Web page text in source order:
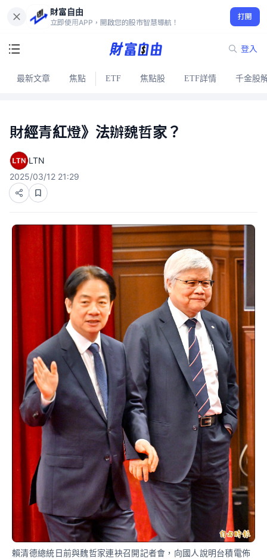
財富自由
立即使用APP，開啟您的股市智慧導航！
打開
登入
最新文章 焦點 ETF 焦點股 ETF詳情 千金股
財經青紅燈》法辦魏哲家？
LTN
2025/03/12 21:29
賴清德總統日前與魏哲家連袂召開記者會，向國人說明台積電佈